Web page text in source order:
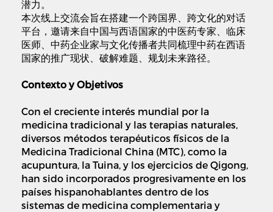
潜力。
本次线上交流会旨在搭建一个跨国界、跨文化的对话
平台，邀请来自中国与西语国家的中医药专家、临床
医师、中药企业家与文化传播者共同梳理中药在西语
国家的推广现状、破解难题、规划未来路径。
Contexto y Objetivos
Con el creciente interés mundial por la
medicina tradicional y las terapias naturales,
diversos métodos terapéuticos físicos de la
Medicina Tradicional China (MTC), como la
acupuntura, la Tuina, y los ejercicios de Qigong,
han sido incorporados progresivamente en los
países hispanohablantes dentro de los
sistemas de medicina complementaria y